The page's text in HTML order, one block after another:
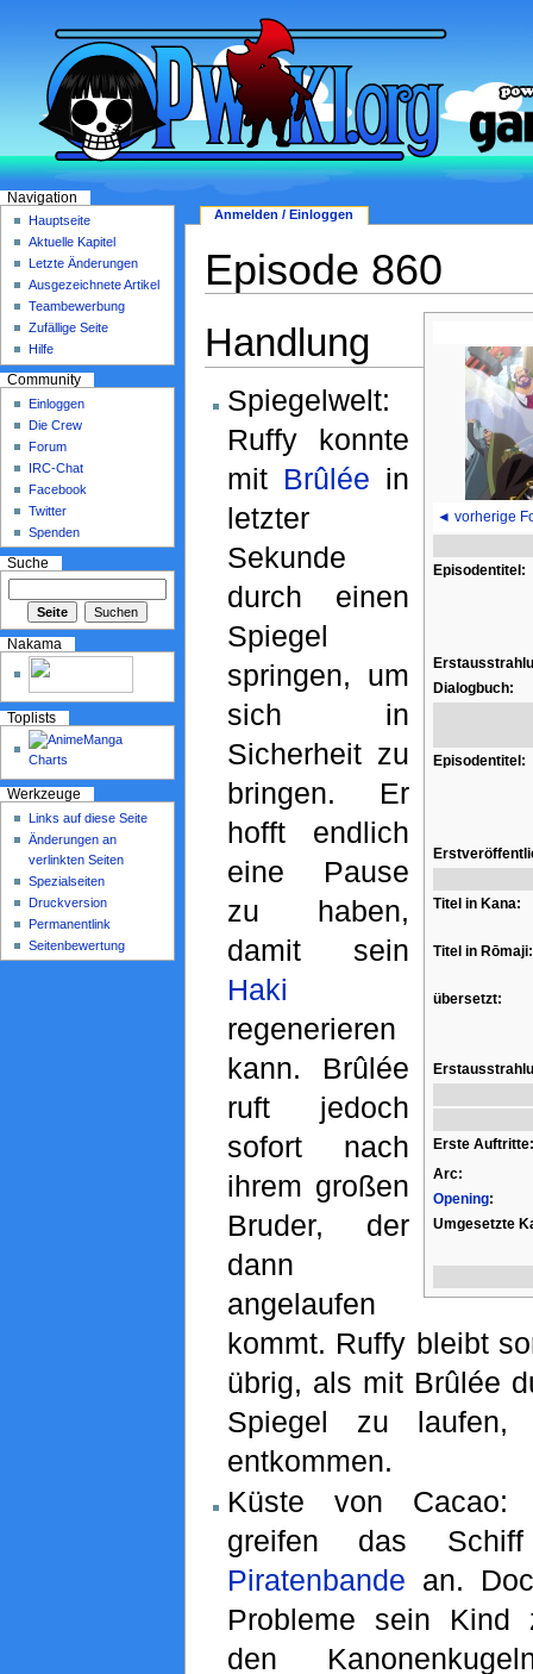
Episode 860
◄ vorherige
Episodentitel:
Dialogbuch:
Episodentitel:
Titel in Kana:
Titel in Rōmaji:
übersetzt:
Erste Auftritte:
Arc:
Opening:
Umgesetzte
Handlung
Spiegelwelt:
Ruffy konnte
mit Brûlée in
letzter
Sekunde
durch einen
Spiegel
springen, um
sich in
Sicherheit zu
bringen. Er
hofft endlich
eine Pause
zu haben,
damit sein
Haki
regenerieren
kann. Brûlée
ruft jedoch
sofort nach
ihrem großen
Bruder, der
dann
angelaufen
kommt. Ruffy bleibt
übrig, als mit Brûlée
Spiegel zu
entkommen.
Küste von Cacao:
greifen das
Piratenbande an.
Probleme sein Kind
den
Anmelden / Einloggen
Navigation
Hauptseite
Aktuelle Kapitel
Letzte Änderungen
Ausgezeichnete Artikel
Teambewerbung
Zufällige Seite
Hilfe
Community
Einloggen
Die Crew
Forum
IRC-Chat
Facebook
Twitter
Spenden
Suche
Nakama
Toplists
Werkzeuge
Links auf diese Seite
Änderungen an
verlinkten Seiten
Spezialseiten
Druckversion
Permanentlink
Seitenbewertung